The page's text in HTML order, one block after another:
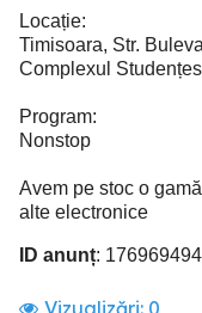
Locație:
Timisoara, Str.
Complexul
Program:
Nonstop
Avem pe stoc o
alte electronice
ID anunț:
Vizualizări: 0